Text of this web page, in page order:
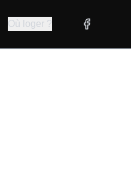
Où loger ?